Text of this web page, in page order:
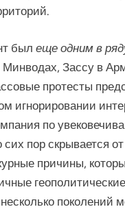
был еще одним в
Зассу в
протесты
игнорировании
по
сих пор скрывается
причины,
поколений